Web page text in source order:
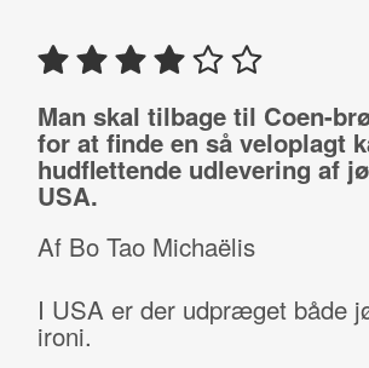
Man skal tilbage til Coen-
for at finde en så veloplagt
hudflettende udlevering af
USA.
Af Bo Tao Michaëlis
I USA er der udpræget både
ironi.